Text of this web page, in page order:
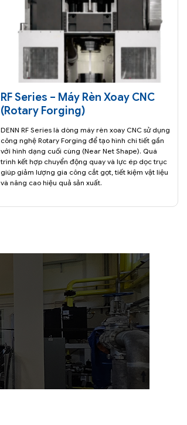
RF Series – Máy Rèn Xoay CNC
(Rotary Forging)
DENN RF Series là dòng máy rèn xoay CNC sử dụng
công nghệ Rotary Forging để tạo hình chi tiết gần
với hình dạng cuối cùng (Near Net Shape). Quá
trình kết hợp chuyển động quay và lực ép dọc trục
giúp giảm lượng gia công cắt gọt, tiết kiệm vật liệu
và nâng cao hiệu quả sản xuất.